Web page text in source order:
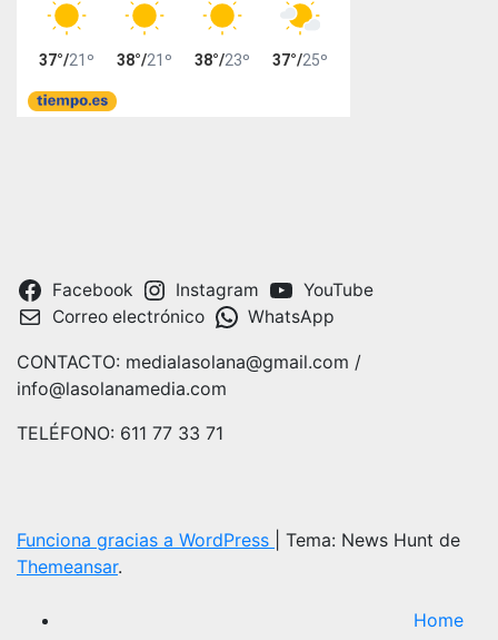
Facebook Instagram
YouTube
Correo electrónico
WhatsApp
CONTACTO: medialasolana@gmail.com /
info@lasolanamedia.com
TELÉFONO: 611 77 33 71
Funciona gracias a WordPress
Tema: News Hunt de
Themeansar.
Home